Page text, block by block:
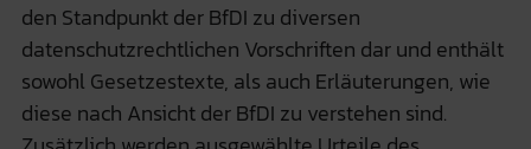
den Standpunkt der BfDI zu diversen
datenschutzrechtlichen Vorschriften dar und enthält
sowohl Gesetzestexte, als auch Erläuterungen, wie
diese nach Ansicht der BfDI zu verstehen sind.